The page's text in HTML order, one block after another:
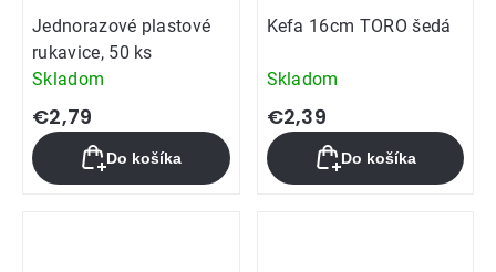
Jednorazové plastové
rukavice, 50 ks
Skladom
€2,79
Do košíka
Kefa 16cm TORO šedá
Skladom
€2,39
Do košíka